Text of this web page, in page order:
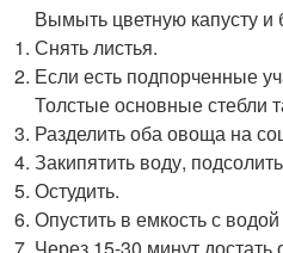
Вымыть цветную капусту и
Снять листья.
Если есть подпорченные
Толстые основные стебли
Разделить оба овоща на
Закипятить воду,
Остудить.
Опустить в емкость с